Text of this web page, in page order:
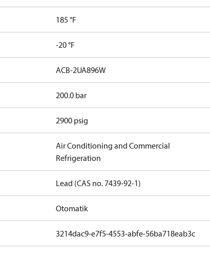
185 °F
-20 °F
ACB-2UA896W
200.0 bar
2900 psig
Air Conditioning and Commercial
Refrigeration
Lead (CAS no. 7439-92-1)
Otomatik
3214dac9-e7f5-4553-abfe-56ba718eab3c